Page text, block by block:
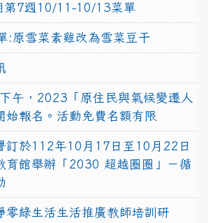
第7週10/11-10/13菜單
:原雪菜素雞改為雪菜豆干
午，2023「原住民與氣候變遷人
始報名。活動免費名額有限
訂於112年10月17日至10月22日
育館舉辦「2030 超越圈圈」－循
零綠生活生活推廣教師培訓研